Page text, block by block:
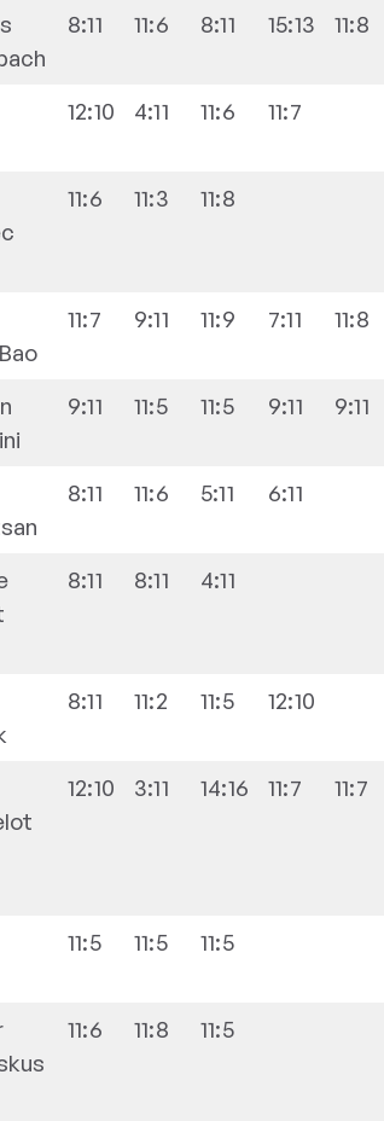
8:11 11:6 8:11 15:13 11:8
12:10 4:11 11:6 11:7
11:6 11:3 11:8
Bao
11:7 9:11 11:9 7:11 11:8
9:11 11:5 11:5 9:11 9:11
8:11 11:6 5:11 6:11
8:11 8:11 4:11
8:11 11:2 11:5 12:10
12:10 3:11 14:16 11:7 11:7
11:5 11:5 11:5
11:6 11:8 11:5